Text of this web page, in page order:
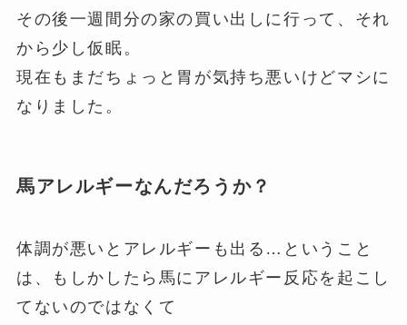
その後一週間分の家の買い出しに行って、それ
から少し仮眠。
現在もまだちょっと胃が気持ち悪いけどマシに
なりました。
馬アレルギーなんだろうか？
体調が悪いとアレルギーも出る…ということ
は、もしかしたら馬にアレルギー反応を起こし
てないのではなくて